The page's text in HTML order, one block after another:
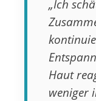
„Ich
Haut
weniger